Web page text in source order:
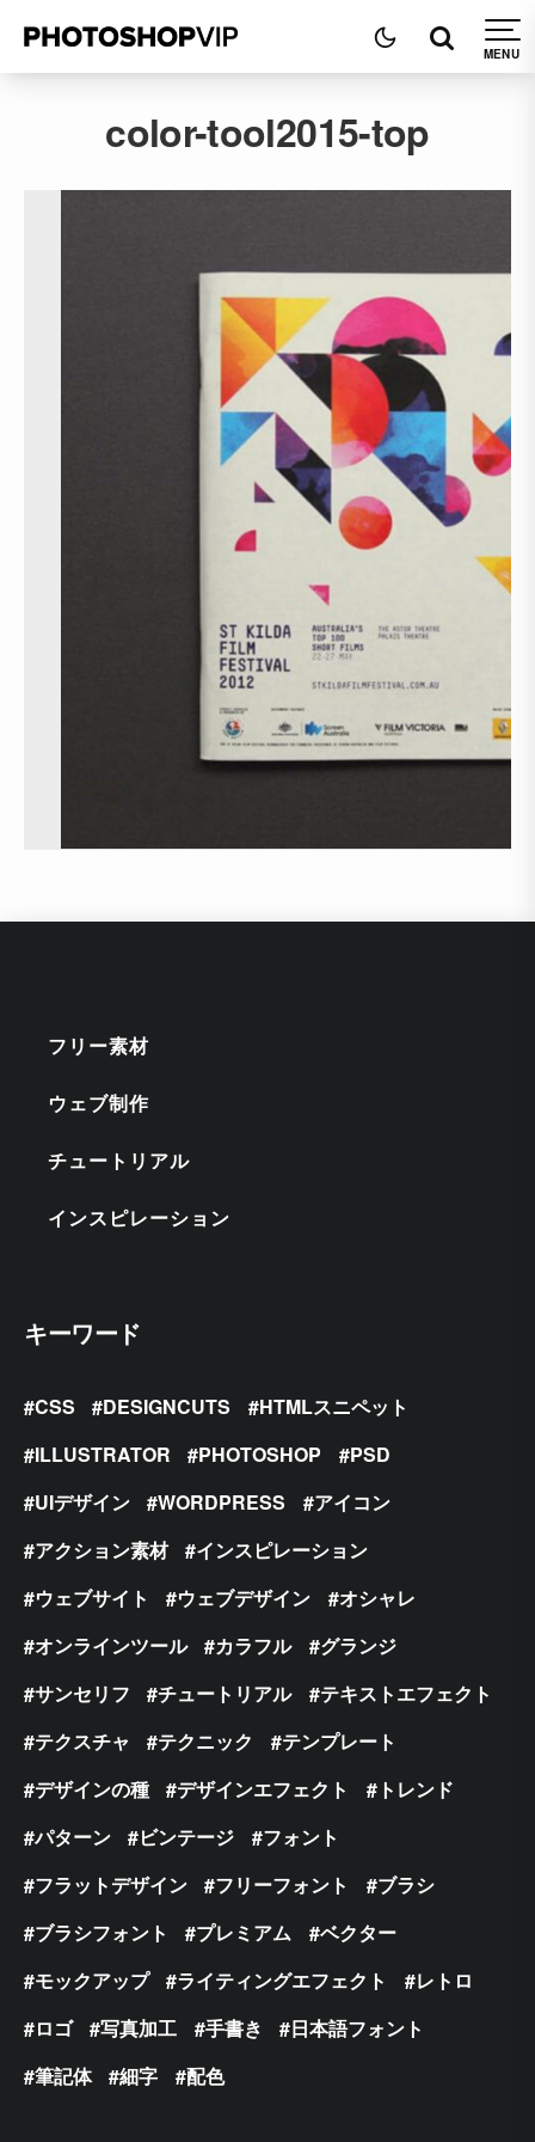
color-tool2015-top
フリー素材
ウェブ制作
チュートリアル
インスピレーション
キーワード
CSS DESIGNCUTS
HTMLスニペット
ILLUSTRATOR
PHOTOSHOP
PSD
UIデザイン
WORDPRESS
アイコン
アクション素材
インスピレーション
ウェブサイト
ウェブデザイン
オシャレ
オンラインツール
カラフル
グランジ
サンセリフ
チュートリアル
テキストエフェクト
テクスチャ
テクニック
テンプレート
デザインの種
デザインエフェクト
トレンド
パターン
ビンテージ
フォント
フラットデザイン
フリーフォント
ブラシ
ブラシフォント
プレミアム
ベクター
モックアップ
ライティングエフェクト
レトロ
ロゴ
写真加工 手書き
日本語フォント
筆記体
細字 配色